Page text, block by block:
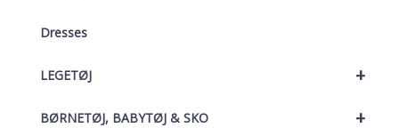
Dresses
+
LEGETØJ
+
BØRNETØJ, BABYTØJ & SKO